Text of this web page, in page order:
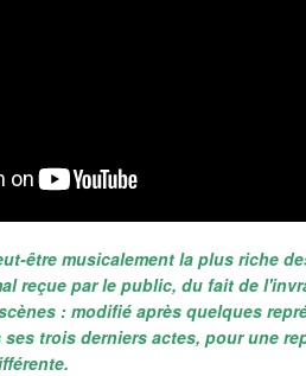
être musicalement la plus riche
reçue par le public, du fait de
: modifié après quelques
trois derniers actes, pour une